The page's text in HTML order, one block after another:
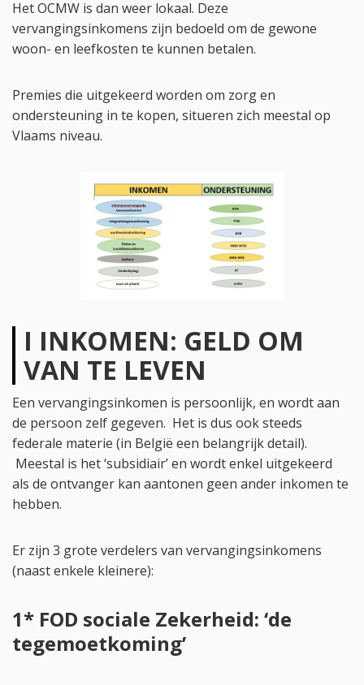
Het OCMW is dan weer lokaal. Deze
vervangingsinkomens zijn bedoeld om de gewone
woon- en leefkosten te kunnen betalen.
Premies die uitgekeerd worden om zorg en
ondersteuning in te kopen, situeren zich meestal op
Vlaams niveau.
I INKOMEN: GELD OM
VAN TE LEVEN
Een vervangingsinkomen is persoonlijk, en wordt aan
de persoon zelf gegeven. Het is dus ook steeds
federale materie (in België een belangrijk detail).
Meestal is het ‘subsidiair’ en wordt enkel uitgekeerd
als de ontvanger kan aantonen geen ander inkomen te
hebben.
Er zijn 3 grote verdelers van vervangingsinkomens
(naast enkele kleinere):
1* FOD sociale Zekerheid: ‘de
tegemoetkoming’